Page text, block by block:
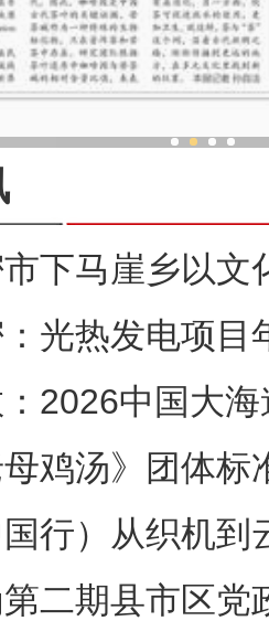
下马崖乡以文
光热发电项目
2026中国大
鸡汤》团体标
国行）从织机
二期县市区党